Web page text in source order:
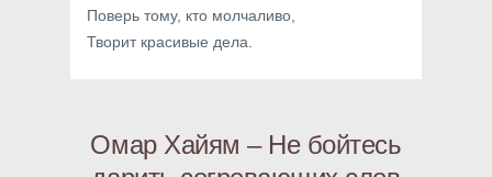
Поверь тому, кто молчаливо,
Творит красивые дела.
Омар Хайям – Не бойтесь